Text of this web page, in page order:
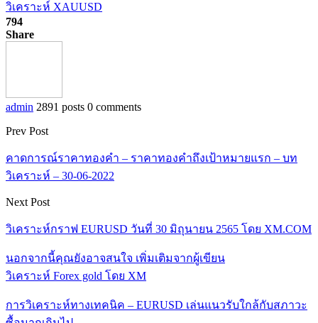
วิเคราะห์ XAUUSD
794
Share
admin 2891 posts 0 comments
Prev Post
คาดการณ์ราคาทองคำ – ราคาทองคำถึงเป้าหมายแรก – บท
วิเคราะห์ – 30-06-2022
Next Post
วิเคราะห์กราฟ EURUSD วันที่ 30 มิถุนายน 2565 โดย XM.COM
นอกจากนี้คุณยังอาจสนใจ เพิ่มเติมจากผู้เขียน
วิเคราะห์ Forex gold โดย XM
การวิเคราะห์ทางเทคนิค – EURUSD เล่นแนวรับใกล้กับสภาวะ